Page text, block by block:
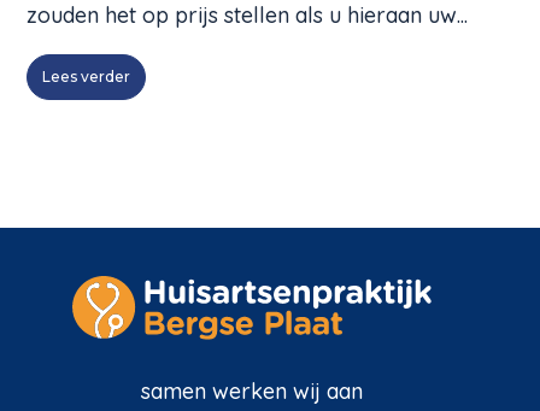
zouden het op prijs stellen als u hieraan uw...
Lees verder
samen werken wij aan